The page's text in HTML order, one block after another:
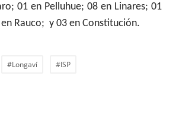
01 en Pelluhue; 08 en Linares; 01
Rauco; y 03 en Constitución.
#Longaví #ISP
del Ejército...